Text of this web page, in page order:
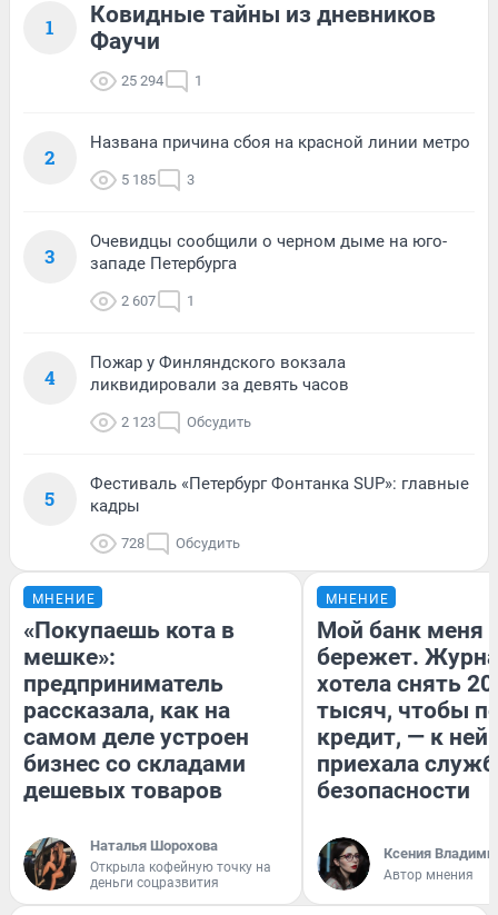
1
Ковидные тайны из дневников
Фаучи
25 294 1
2
Названа причина сбоя на красной линии метро
5 185 3
3
Очевидцы сообщили о черном дыме на юго-
западе Петербурга
2 607 1
4
Пожар у Финляндского вокзала
ликвидировали за девять часов
2 123 Обсудить
5
Фестиваль «Петербург Фонтанка SUP»: главные
кадры
728 Обсудить
МНЕНИЕ
«Покупаешь кота в
мешке»:
предприниматель
рассказала, как на
самом деле устроен
бизнес со складами
дешевых товаров
Наталья Шорохова
Открыла кофейную точку на
деньги соцразвития
МНЕНИЕ
Мой банк меня
бережет.
хотела снять
тысяч, чтобы
кредит, — к
приехала
безопасности
Ксения
Автор мнения